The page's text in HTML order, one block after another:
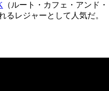
（ルート・カフェ・アンド
るレジャーとして人気だ。